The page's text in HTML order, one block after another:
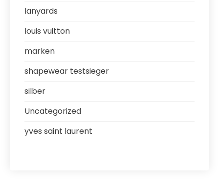
lanyards
louis vuitton
marken
shapewear testsieger
silber
Uncategorized
yves saint laurent